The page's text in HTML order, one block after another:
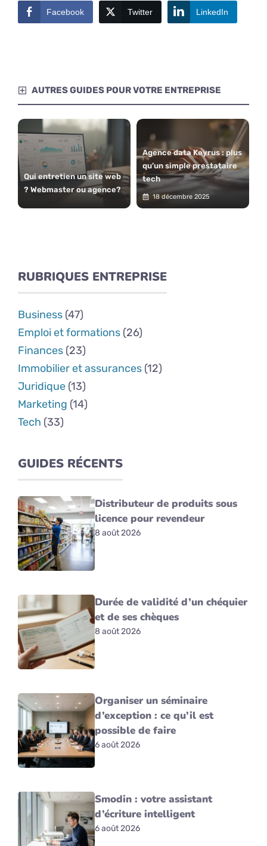
Facebook Twitter LinkedIn
AUTRES GUIDES POUR VOTRE ENTREPRISE
Qui entretien un site web
? Webmaster ou agence?
Agence data Keyrus : plus
qu’un simple prestataire
tech
18 décembre 2025
RUBRIQUES ENTREPRISE
Business (47)
Emploi et formations (26)
Finances (23)
Immobilier et assurances (12)
Juridique (13)
Marketing (14)
Tech (33)
GUIDES RÉCENTS
Distributeur de produits sous
licence pour revendeur
8 août 2026
Durée de validité d’un chéquier
et de ses chèques
8 août 2026
Organiser un séminaire
d’exception : ce qu’il est
possible de faire
6 août 2026
Smodin : votre assistant
d’écriture intelligent
6 août 2026